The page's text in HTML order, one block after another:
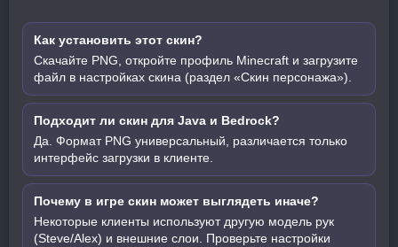
Как установить этот скин?
Скачайте PNG, откройте профиль Minecraft и загрузите
файл в настройках скина (раздел «Скин персонажа»).
Подходит ли скин для Java и Bedrock?
Да. Формат PNG универсальный, различается только
интерфейс загрузки в клиенте.
Почему в игре скин может выглядеть иначе?
Некоторые клиенты используют другую модель рук
(Steve/Alex) и внешние слои. Проверьте настройки